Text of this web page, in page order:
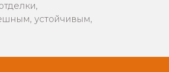
устойчивым,